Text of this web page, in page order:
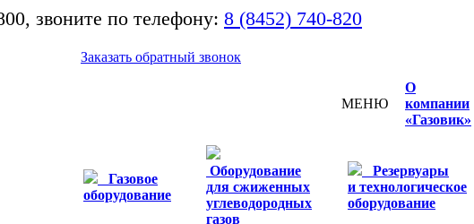
звоните по телефону: 8 (8452) 740-820
Заказать обратный звонок
МЕНЮ
О
компании
«Газовик»
Газовое
оборудование
Оборудование
для сжиженных
углеводородных
газов
Резервуары
и технологическое
оборудование